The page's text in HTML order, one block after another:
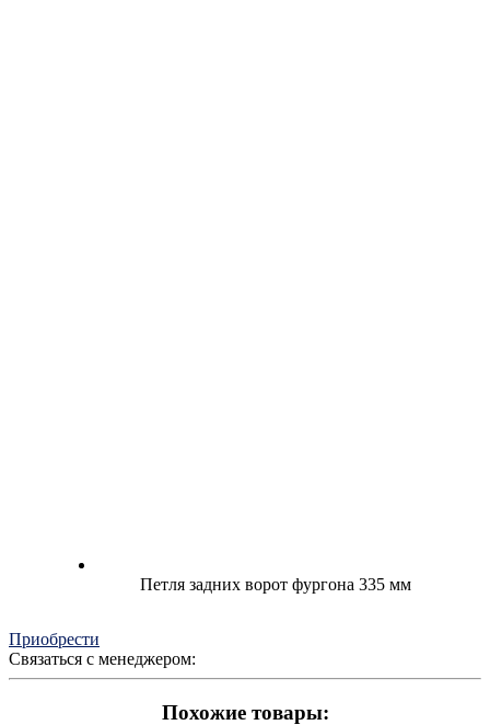
Петля задних ворот фургона 335 мм
Приобрести
Связаться с менеджером:
Похожие товары: